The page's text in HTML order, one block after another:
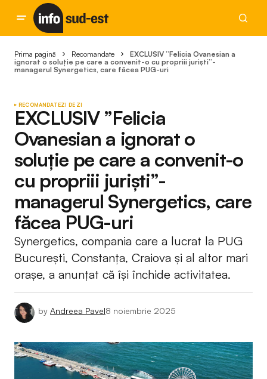
Prima pagină Recomandate
EXCLUSIV ”Felicia Ovanesian a
ignorat o soluție pe care a convenit-o cu propriii juriști”-
managerul Synergetics, care făcea PUG-uri
RECOMANDATEZI DE ZI
EXCLUSIV ”Felicia
Ovanesian a ignorat o
soluție pe care a convenit-o
cu propriii juriști”-
managerul Synergetics, care
făcea PUG-uri
Synergetics, compania care a lucrat la PUG
București, Constanța, Craiova și al altor mari
orașe, a anunțat că își închide activitatea.
by Andreea Pavel8 noiembrie 2025